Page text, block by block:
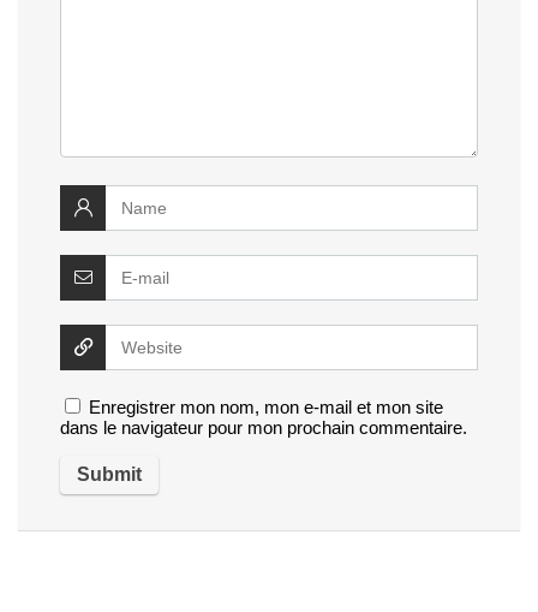
Enregistrer mon nom, mon e-mail et mon site
dans le navigateur pour mon prochain commentaire.